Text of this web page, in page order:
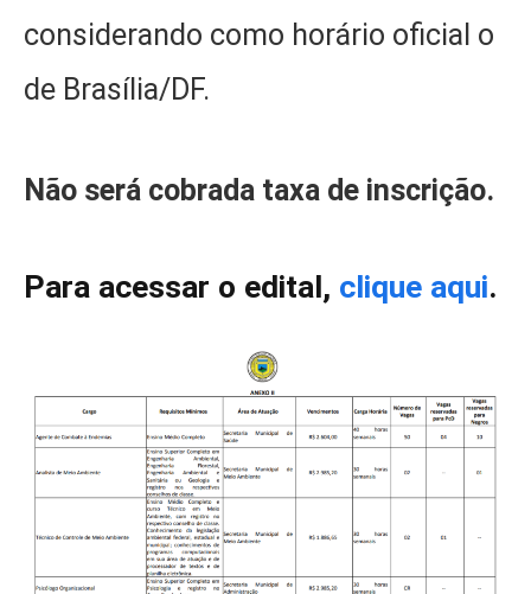
considerando como horário oficial o
de Brasília/DF.
Não será cobrada taxa de inscrição.
Para acessar o edital, clique aqui.